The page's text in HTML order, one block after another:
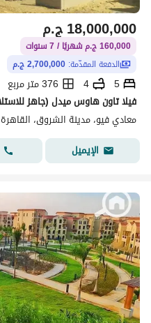
ج.م18,000,000
160,000 ج.م شهريًا / 7 سنوات
الدفعة المقدّمة: 2,700,000 ج.م
5
4
376 متر مربع
معادي فيو، مدينة الشروق، القاهرة
الإيميل